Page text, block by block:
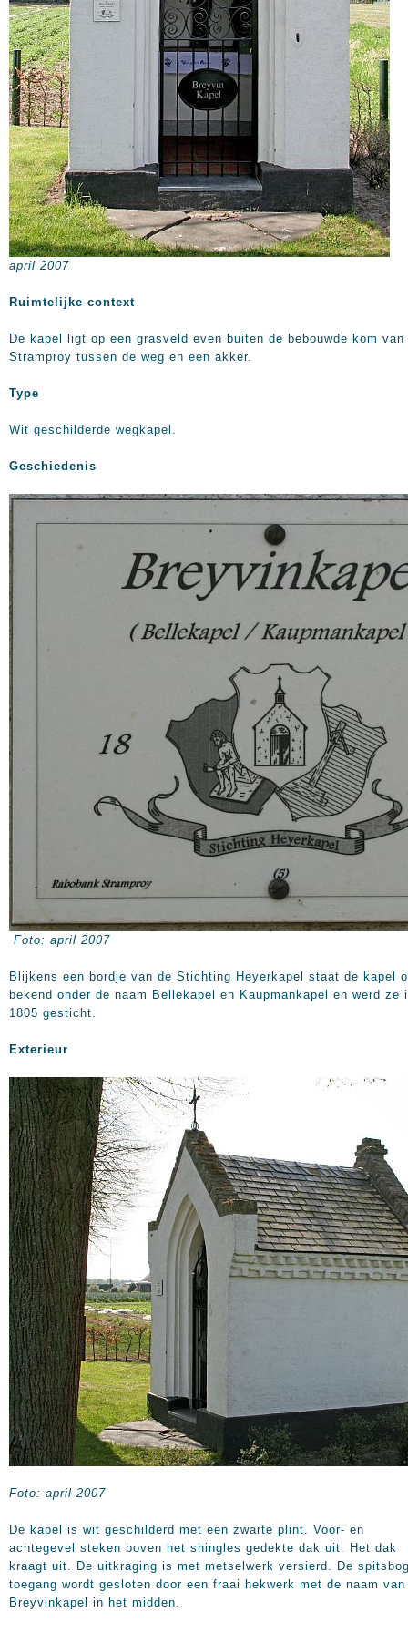
april 2007
Ruimtelijke context
De kapel ligt op een grasveld even buiten de bebouwde kom van
Stramproy tussen de weg en een akker.
Type
Wit geschilderde wegkapel.
Geschiedenis
Foto: april 2007
Blijkens een bordje van de Stichting Heyerkapel staat de kapel
bekend onder de naam Bellekapel en Kaupmankapel en werd ze
1805 gesticht.
Exterieur
Foto: april 2007
De kapel is wit geschilderd met een zwarte plint. Voor- en
achtegevel steken boven het shingles gedekte dak uit. Het dak
kraagt uit. De uitkraging is met metselwerk versierd. De
toegang wordt gesloten door een fraai hekwerk met de naam van
Breyvinkapel in het midden.